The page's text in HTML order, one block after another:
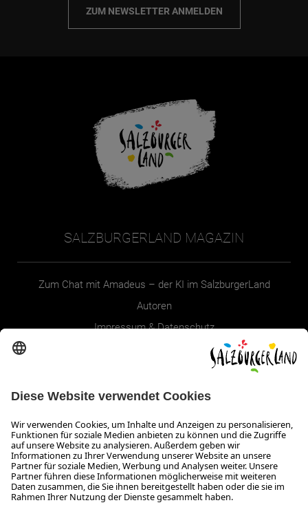
ZUM NEWSLETTER ANMELDEN
SALZBURGERLAND MAGAZIN
Zum Chat mit Amadeus – der KI im SalzburgerLand
Autoren
Impressum & Datenschutz
Erklärung zur Barrierefreiheit Magazin
SALZBURGERLAND
Infos zum Urlaub im SalzburgerLand
Veranstaltungen im SalzburgerLand
Aktuelle Urlaubsangebote